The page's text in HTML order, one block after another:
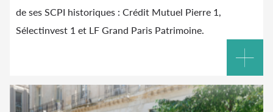
de ses SCPI historiques : Crédit Mutuel Pierre 1,
Sélectinvest 1 et LF Grand Paris Patrimoine.